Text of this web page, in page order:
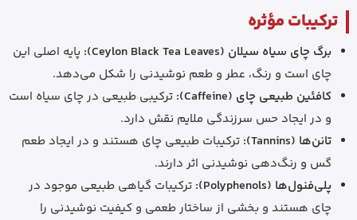
ترکیبات مؤثره
برگ چای سیاه سیلان (Ceylon Black Tea Leaves):
پایه اصلی این
چای است و رنگ، عطر و طعم نوشیدنی را شکل می‌دهد.
کافئین طبیعی چای (Caffeine):
ترکیبی طبیعی در چای سیاه است
و در ایجاد حس سرزندگی ملایم نقش دارد.
تانن‌ها (Tannins):
ترکیبات طبیعی چای هستند و در ایجاد طعم
گس و رنگ‌دهی نوشیدنی اثر دارند.
پلی‌فنول‌ها (Polyphenols):
ترکیبات گیاهی طبیعی موجود در
چای هستند و بخشی از ساختار طعمی و کیفیت نوشیدنی را